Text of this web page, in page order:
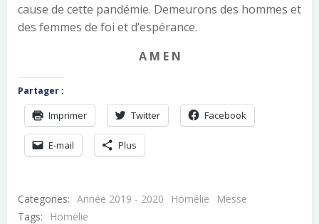
cause de cette pandémie. Demeurons des hommes et
des femmes de foi et d’espérance.
A M E N
Partager :
Imprimer Twitter Facebook
E-mail Plus
Categories: Année 2019 - 2020 Homélie
Messe
Tags:
Homélie